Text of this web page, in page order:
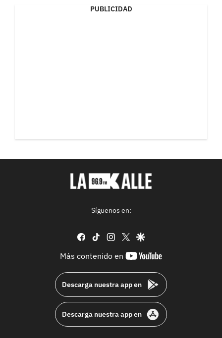
PUBLICIDAD
Síguenos en:
facebook
tiktok instagram
twittergoogle
Más contenido en
youtube-
Descarga nuestra app en
Descarga nuestra app en